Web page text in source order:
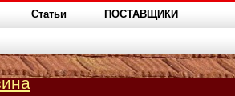
Статьи ПОСТАВЩИКИ